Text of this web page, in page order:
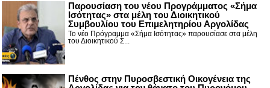
Παρουσίαση του νέου Προγράμματος «Σήμα
Ισότητας» στα μέλη του Διοικητικού
Συμβουλίου του Επιμελητηρίου Αργολίδας
Το νέο Πρόγραμμα «Σήμα Ισότητας» παρουσίασε στα μέλη
του Διοικητικού Σ...
Πένθος στην Πυροσβεστική Οικογένεια της